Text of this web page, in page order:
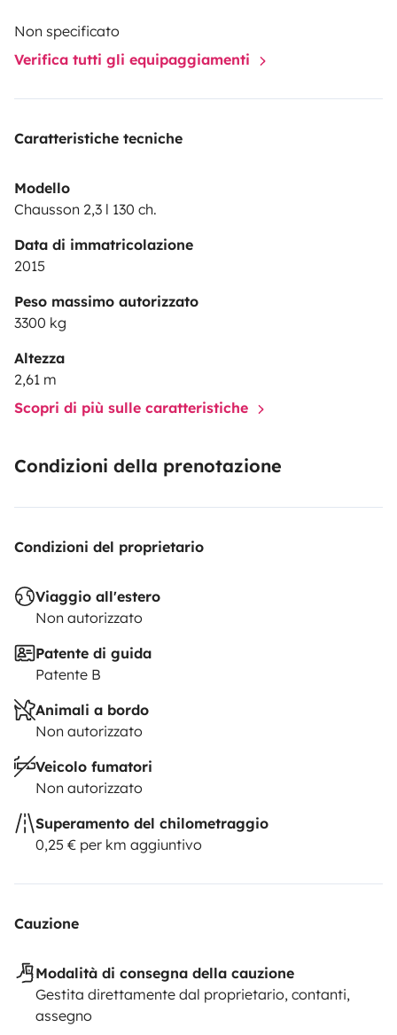
Non specificato
Verifica tutti gli equipaggiamenti
Caratteristiche tecniche
Modello
Chausson 2,3 l 130 ch.
Data di immatricolazione
2015
Peso massimo autorizzato
3300 kg
Altezza
2,61 m
Scopri di più sulle caratteristiche
Condizioni della prenotazione
Condizioni del proprietario
Viaggio all'estero
Non autorizzato
Patente di guida
Patente B
Animali a bordo
Non autorizzato
Veicolo fumatori
Non autorizzato
Superamento del chilometraggio
0,25 € per km aggiuntivo
Cauzione
Modalità di consegna della cauzione
Gestita direttamente dal proprietario, contanti,
assegno